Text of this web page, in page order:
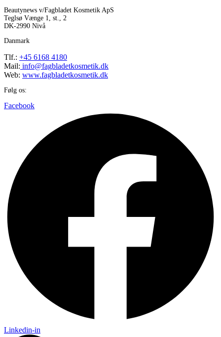
Beautynews v/Fagbladet Kosmetik ApS
Teglsø Vænge 1, st., 2
DK-2990 Nivå
Danmark
Tlf.: +45 6168 4180
Mail: info@fagbladetkosmetik.dk
Web: www.fagbladetkosmetik.dk
Følg os:
Facebook
Linkedin-in